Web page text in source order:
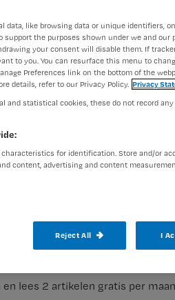
Marjoleine Gijsen 4
lezen?
en lees 2 artikelen gratis per
het Nursing-
hoe behouden we
en
data, like browsing data or unique identifiers,
the purposes shown under we and our
your consent will disable them. If
to you. You can resurface this menu to
Preferences link on the bottom of the
details, refer to our Privacy Policy. Privacy
and statistical cookies, these do not record
for identification. Store and/or
content, advertising and content
Reject All I